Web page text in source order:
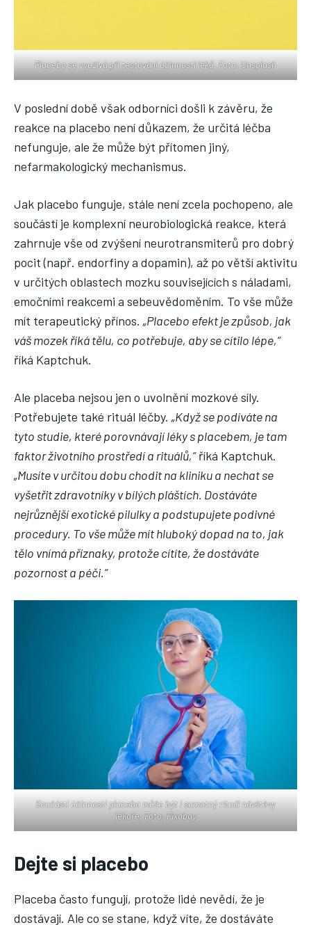
Placebo se využívá při testování účinnosti léků. Foto: Unsplash
V poslední době však odborníci došli k závěru, že
reakce na placebo není důkazem, že určitá léčba
nefunguje, ale že může být přítomen jiný,
nefarmakologický mechanismus.
Jak placebo funguje, stále není zcela pochopeno, ale
součástí je komplexní neurobiologická reakce, která
zahrnuje vše od zvýšení neurotransmiterů pro dobrý
pocit (např. endorfiny a dopamin), až po větší aktivitu
v určitých oblastech mozku souvisejících s náladami,
emočními reakcemi a sebeuvědoměním. To vše může
mít terapeutický přínos. „Placebo efekt je způsob, jak
váš mozek říká tělu, co potřebuje, aby se cítilo lépe,“
říká Kaptchuk.
Ale placeba nejsou jen o uvolnění mozkové síly.
Potřebujete také rituál léčby. „Když se podíváte na
tyto studie, které porovnávají léky s placebem, je tam
faktor životního prostředí a rituálů,“říká Kaptchuk.
„Musíte v určitou dobu chodit na kliniku a nechat se
vyšetřit zdravotníky v bílých pláštích. Dostáváte
nejrůznější exotické pilulky a podstupujete podivné
procedury. To vše může mít hluboký dopad na to, jak
tělo vnímá příznaky, protože cítíte, že dostáváte
pozornost a péči.“
Součástí účinnosti placeba může být i samotný rituál návštěvy
lékaře. Foto: Pixabay
Dejte si placebo
Placeba často fungují, protože lidé nevědí, že je
dostávají. Ale co se stane, když víte, že dostáváte